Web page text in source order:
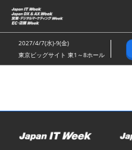
ス
キ
ッ
し
む
2027/4/7(水)-9(金)
東京ビッグサイト 東1～8ホール